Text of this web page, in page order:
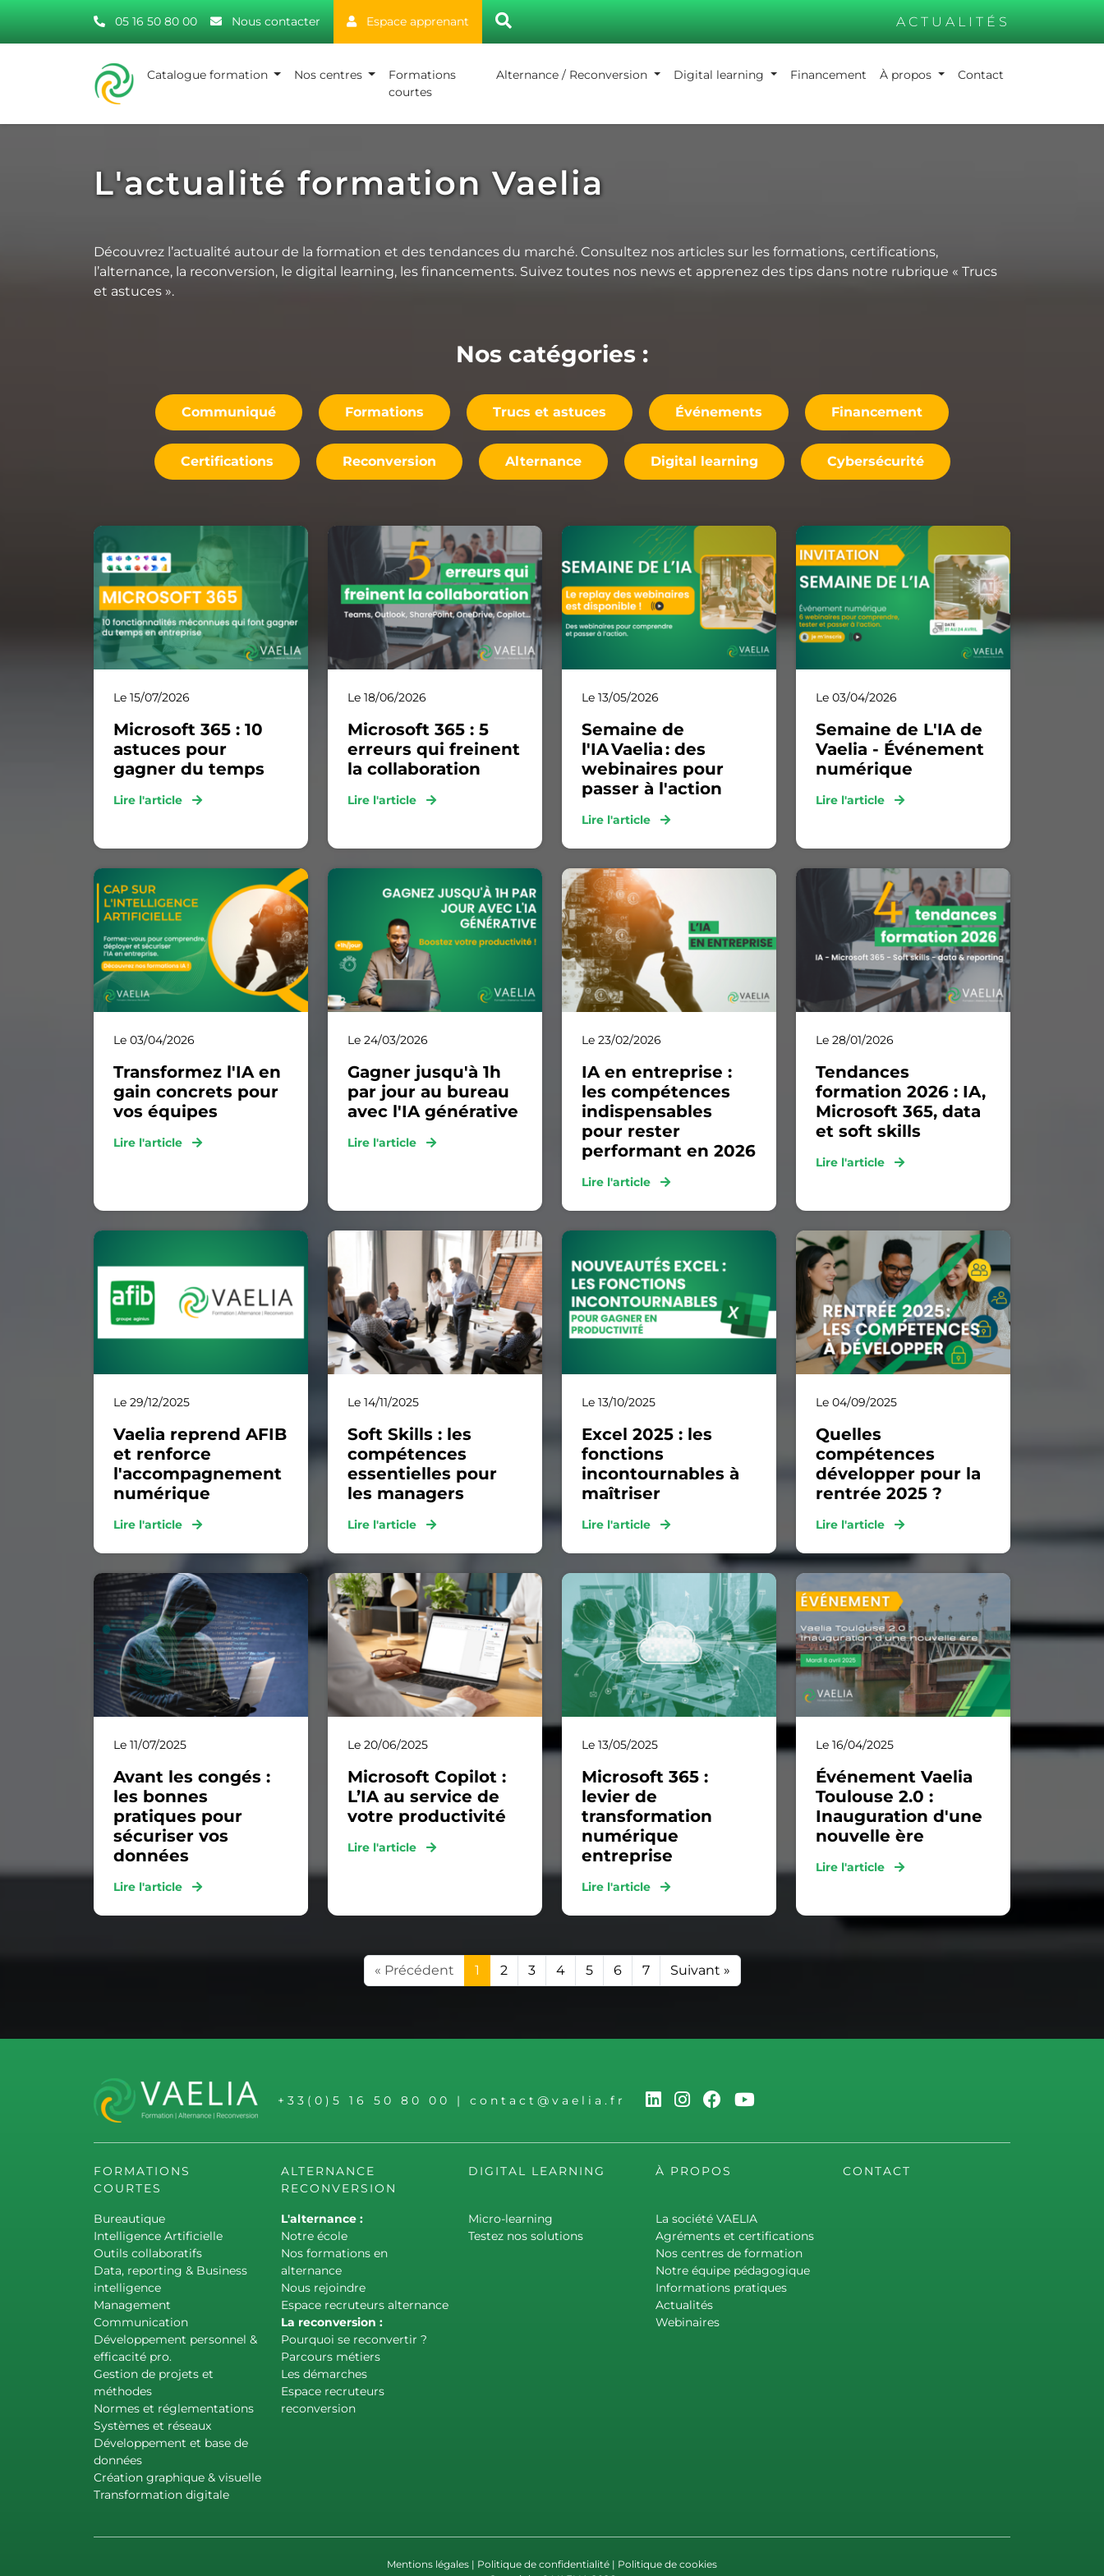
05 16 50 80 00 Nous contacter Espace apprenant ACTUALITÉS
Catalogue formation Nos centres
Formations
courtes
Alternance / Reconversion Digital learning Financement À propos Contact
L'actualité formation Vaelia
Découvrez l’actualité autour de la formation et des tendances du marché. Consultez nos articles sur les formations, certifications,
l’alternance, la reconversion, le digital learning, les financements. Suivez toutes nos news et apprenez des tips dans notre rubrique « Trucs
et astuces ».
Nos catégories :
Communiqué Formations Trucs et astuces Événements Financement
Certifications Reconversion Alternance Digital learning Cybersécurité
Le 15/07/2026
Microsoft 365 : 10
astuces pour
gagner du temps
Lire l'article
Le 18/06/2026
Microsoft 365 : 5
erreurs qui freinent
la collaboration
Lire l'article
Le 13/05/2026
Semaine de
l'IA Vaelia : des
webinaires pour
passer à l'action
Lire l'article
Le 03/04/2026
Semaine de L'IA de
Vaelia - Événement
numérique
Lire l'article
Le 03/04/2026
Transformez l'IA en
gain concrets pour
vos équipes
Lire l'article
Le 24/03/2026
Gagner jusqu'à 1h
par jour au bureau
avec l'IA générative
Lire l'article
Le 23/02/2026
IA en entreprise :
les compétences
indispensables
pour rester
performant en 2026
Lire l'article
Le 28/01/2026
Tendances
formation 2026 : IA,
Microsoft 365, data
et soft skills
Lire l'article
Le 29/12/2025
Vaelia reprend AFIB
et renforce
l'accompagnement
numérique
Lire l'article
Le 14/11/2025
Soft Skills : les
compétences
essentielles pour
les managers
Lire l'article
Le 13/10/2025
Excel 2025 : les
fonctions
incontournables à
maîtriser
Lire l'article
Le 04/09/2025
Quelles
compétences
développer pour la
rentrée 2025 ?
Lire l'article
Le 11/07/2025
Avant les congés :
les bonnes
pratiques pour
sécuriser vos
données
Lire l'article
Le 20/06/2025
Microsoft Copilot :
L’IA au service de
votre productivité
Lire l'article
Le 13/05/2025
Microsoft 365 :
levier de
transformation
numérique
entreprise
Lire l'article
Le 16/04/2025
Événement Vaelia
Toulouse 2.0 :
Inauguration d'une
nouvelle ère
Lire l'article
« Précédent 1 2 3 4 5 6 7 Suivant »
+33(0)5 16 50 80 00 | contact@vaelia.fr
FORMATIONS
COURTES
Bureautique
Intelligence Artificielle
Outils collaboratifs
Data, reporting & Business
intelligence
Management
Communication
Développement personnel &
efficacité pro.
Gestion de projets et
méthodes
Normes et réglementations
Systèmes et réseaux
Développement et base de
données
Création graphique & visuelle
Transformation digitale
ALTERNANCE
RECONVERSION
L'alternance :
Notre école
Nos formations en
alternance
Nous rejoindre
Espace recruteurs alternance
La reconversion :
Pourquoi se reconvertir ?
Parcours métiers
Les démarches
Espace recruteurs
reconversion
DIGITAL LEARNING
Micro-learning
Testez nos solutions
À PROPOS
La société VAELIA
Agréments et certifications
Nos centres de formation
Notre équipe pédagogique
Informations pratiques
Actualités
Webinaires
CONTACT
Mentions légales | Politique de confidentialité | Politique de cookies